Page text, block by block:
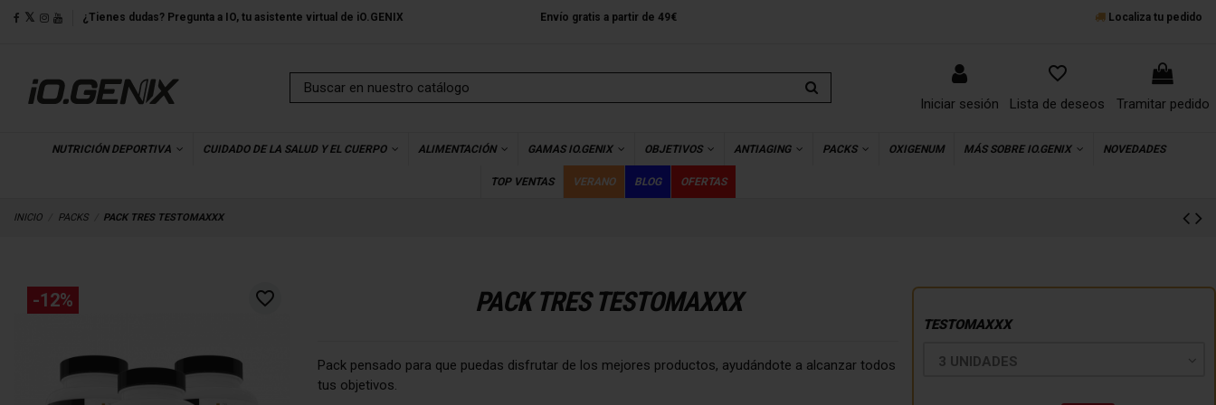
¿Tienes dudas? Pregunta a IO, tu asistente virtual de iO.GENIX Envío gratis a partir de 49€ Localiza tu pedido
Iniciar sesión
favorite_border
Lista de deseos Tramitar pedido
NUTRICIÓN DEPORTIVA CUIDADO DE LA SALUD Y EL CUERPO ALIMENTACIÓN GAMAS IO.GENIX OBJETIVOS ANTIAGING PACKS OXIGENUM MÁS SOBRE IO.GENIX NOVEDADES
TOP VENTAS VERANO BLOG OFERTAS
INICIO PACKS PACK TRES TESTOMAXXX
-12% favorite_border PACK TRES TESTOMAXXX
Pack pensado para que puedas disfrutar de los mejores productos, ayudándote a alcanzar todos
tus objetivos.
TESTOMAXXX